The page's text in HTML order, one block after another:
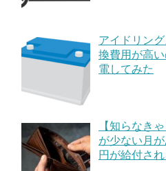
アイドリン
換費用が高
電してみた
【知らなき
が少ない月
円が給付され